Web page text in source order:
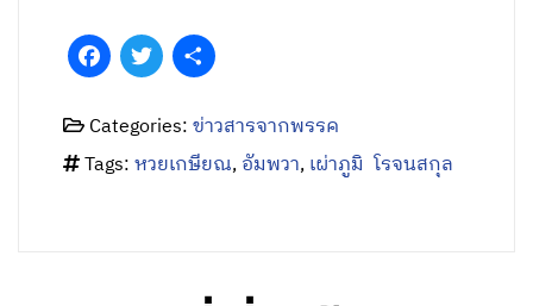
FacebookTwitter
Categories:ข่าวสารจากพรรค
Tags:หวยเกษียณ,อัมพวา,เผ่าภูมิ โรจนสกุล